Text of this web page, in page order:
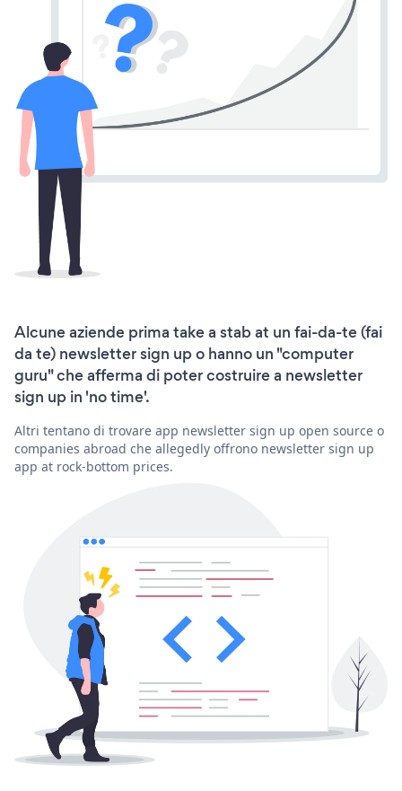
Alcune aziende prima take a stab at un fai-da-te (fai
da te) newsletter sign up o hanno un "computer
guru" che afferma di poter costruire a newsletter
sign up in 'no time'.
Altri tentano di trovare app newsletter sign up open source o
companies abroad che allegedly offrono newsletter sign up
app at rock-bottom prices.